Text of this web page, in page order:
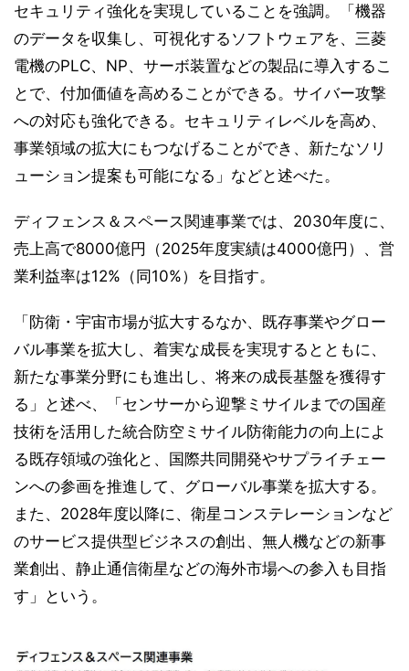
セキュリティ強化を実現していることを強調。「機器
のデータを収集し、可視化するソフトウェアを、三菱
電機のPLC、NP、サーボ装置などの製品に導入するこ
とで、付加価値を高めることができる。サイバー攻撃
への対応も強化できる。セキュリティレベルを高め、
事業領域の拡大にもつなげることができ、新たなソリ
ューション提案も可能になる」などと述べた。
ディフェンス＆スペース関連事業では、2030年度に、
売上高で8000億円（2025年度実績は4000億円）、営
業利益率は12%（同10%）を目指す。
「防衛・宇宙市場が拡大するなか、既存事業やグロー
バル事業を拡大し、着実な成長を実現するとともに、
新たな事業分野にも進出し、将来の成長基盤を獲得す
る」と述べ、「センサーから迎撃ミサイルまでの国産
技術を活用した統合防空ミサイル防衛能力の向上によ
る既存領域の強化と、国際共同開発やサプライチェー
ンへの参画を推進して、グローバル事業を拡大する。
また、2028年度以降に、衛星コンステレーションなど
のサービス提供型ビジネスの創出、無人機などの新事
業創出、静止通信衛星などの海外市場への参入も目指
す」という。